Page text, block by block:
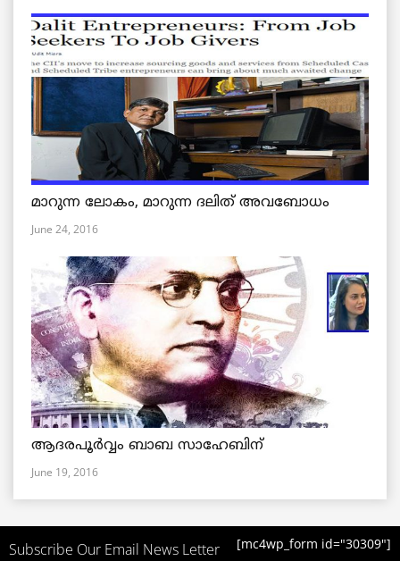
മാറുന്ന ലോകം, മാറുന്ന ദലിത് അവബോധം
June 24, 2016
ആദരപൂര്‍വ്വം ബാബ സാഹേബിന്
June 19, 2016
Subscribe Our Email News Letter [mc4wp_form id="30309"]